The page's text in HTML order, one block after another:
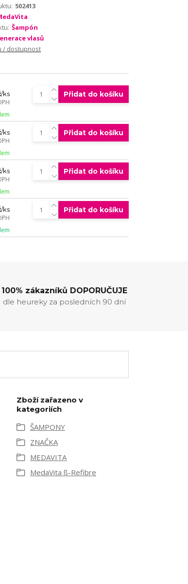
502413
Šampón
vlasů
/ dostupnost
/ks Přidat do košíku
/ks Přidat do košíku
/ks Přidat do košíku
/ks Přidat do košíku
100% zákazníků DOPORUČUJE
dle heureky za posledních 90 dní
Zboží zařazeno v
kategoriích
ŠAMPONY
ZNAČKA
MEDAVITA
MedaVita ß-Refibre